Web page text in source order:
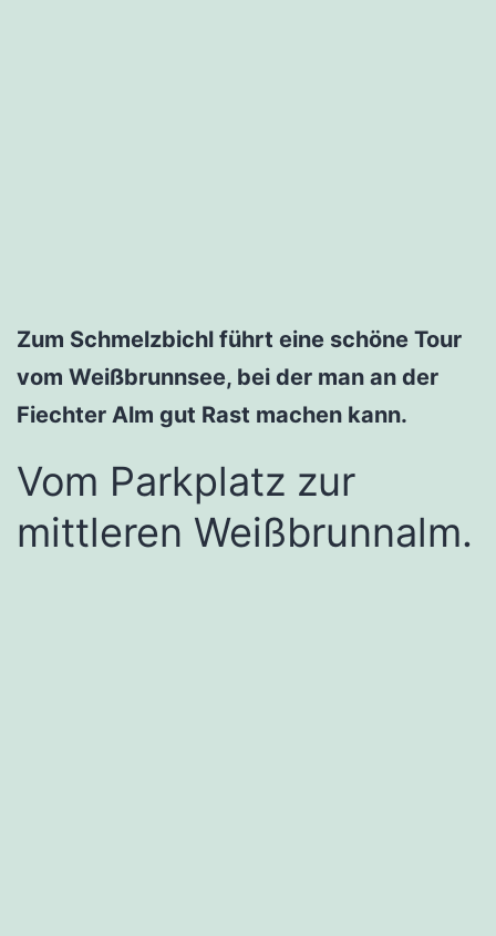
Zum Schmelzbichl führt eine schöne Tour
vom Weißbrunnsee, bei der man an der
Fiechter Alm gut Rast machen kann.
Vom Parkplatz zur
mittleren Weißbrunnalm.